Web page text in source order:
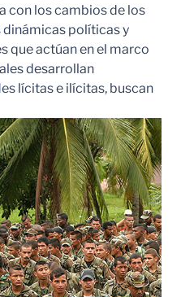
con los cambios de los
políticas y
que actúan en el marco
desarrollan
lícitas e ilícitas, buscan